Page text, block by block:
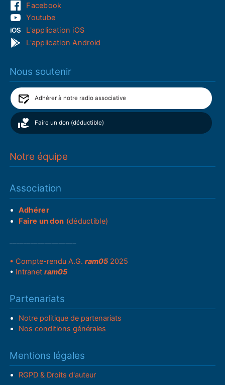
Facebook
Youtube
L'application iOS
L'application Android
Nous soutenir
Adhérer à notre radio associative
Faire un don (déductible)
Notre équipe
Association
Adhérer
Faire un don (déductible)
• Compte-rendu A.G.ram05 2025
• Intranetram05
Partenariats
Notre politique de partenariats
Nos conditions générales
Mentions légales
RGPD & Droits d'auteur